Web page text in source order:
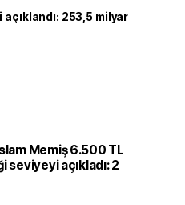
açıklandı: 253,5 milyar
Memiş 6.500 TL
seviyeyi açıkladı: 2